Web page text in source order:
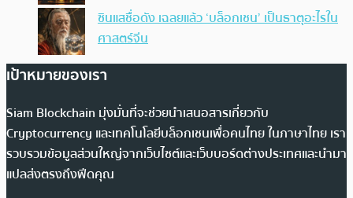
ซินแสชื่อดัง เฉลยแล้ว ‘บล็อกเชน’ เป็นธาตุอะไรใน
ศาสตร์จีน
เป้าหมายของเรา
Siam Blockchain มุ่งมั่นที่จะช่วยนำเสนอสารเกี่ยวกับ
Cryptocurrency และเทคโนโลยีบล็อกเชนเพื่อคนไทย ในภาษาไทย เรา
รวบรวมข้อมูลส่วนใหญ่จากเว็บไซต์และเว็บบอร์ดต่างประเทศและนำมา
แปลส่งตรงถึงฟีดคุณ